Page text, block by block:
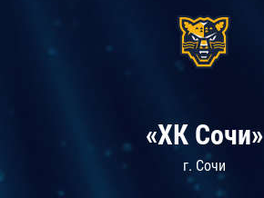
«ХК Сочи»
г. Сочи